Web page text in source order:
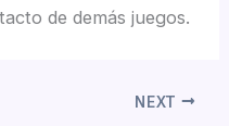
de demás juegos.
NEXT